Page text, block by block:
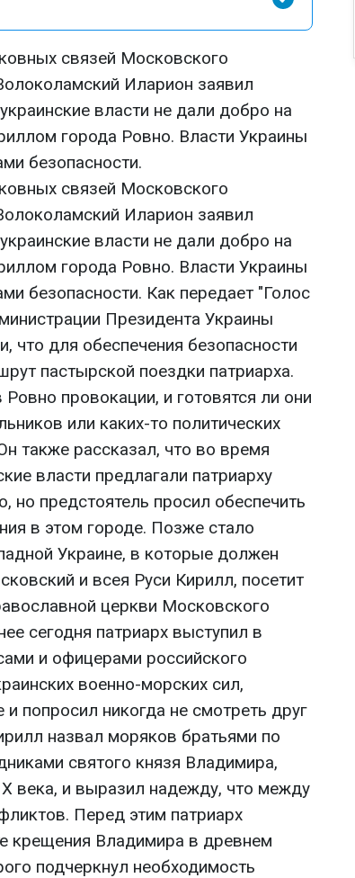
связей Московского
Иларион заявил
власти не дали добро на
города Ровно. Власти Украины
безопасности.
связей Московского
Иларион заявил
власти не дали добро на
города Ровно. Власти Украины
безопасности. Как передает "Голос
Президента Украины
что для обеспечения безопасности
пастырской поездки патриарха.
Ровно провокации, и готовятся ли они
или каких-то политических
также рассказал, что во время
власти предлагали патриарху
но предстоятель просил обеспечить
в этом городе. Позже стало
Украине, в которые должен
и всея Руси Кирилл, посетит
церкви Московского
сегодня патриарх выступил в
и офицерами российского
военно-морских сил,
попросил никогда не смотреть друг
назвал моряков братьями по
святого князя Владимира,
века, и выразил надежду, что между
Перед этим патриарх
крещения Владимира в древнем
подчеркнул необходимость